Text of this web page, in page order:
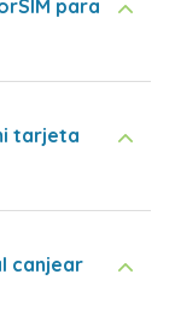
para
tarjeta
canjear